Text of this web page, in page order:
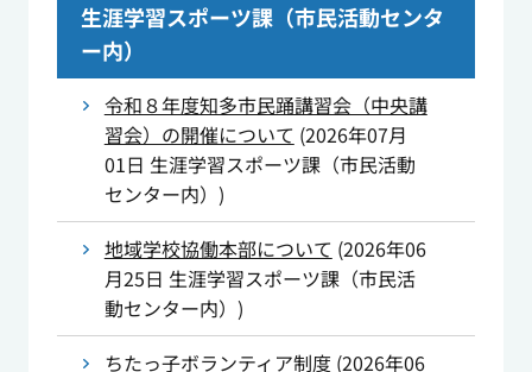
生涯学習スポーツ課（市民活動センタ
ー内）
令和８年度知多市民踊講習会（中央講
習会）の開催について (2026年07月
01日 生涯学習スポーツ課（市民活動
センター内） )
地域学校協働本部について (2026年06
月25日 生涯学習スポーツ課（市民活
動センター内） )
ちたっ子ボランティア制度 (2026年06